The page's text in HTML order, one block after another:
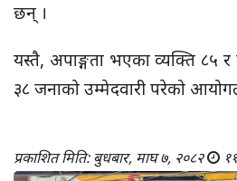
छन् ।
यस्तै, अपाङ्गता भएका व्यक्ति ८५ र
३८ जनाको उम्मेदवारी परेको
प्रकाशित मिति: बुधबार, माघ ७, २०८२